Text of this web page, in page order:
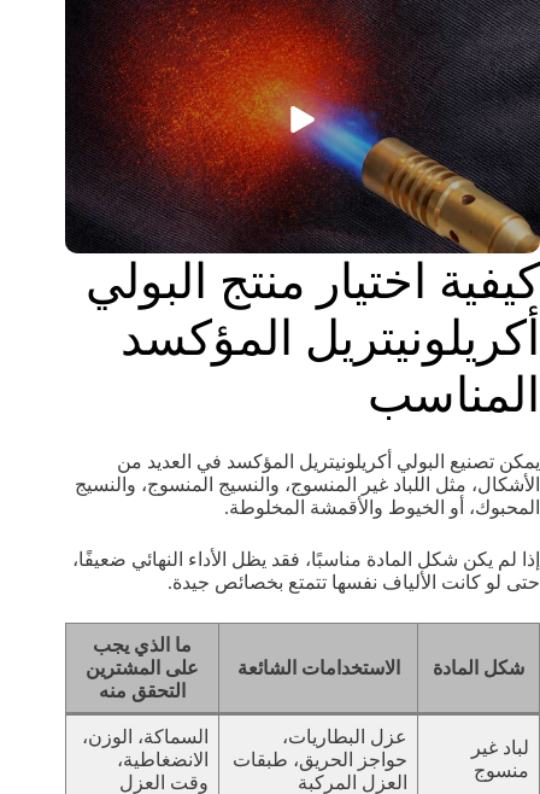
كيفية اختيار منتج البولي
أكريلونيتريل المؤكسد
المناسب
يمكن تصنيع البولي أكريلونيتريل المؤكسد في العديد من
الأشكال، مثل اللباد غير المنسوج، والنسيج المنسوج، والنسيج
المحبوك، أو الخيوط والأقمشة المخلوطة.
إذا لم يكن شكل المادة مناسبًا، فقد يظل الأداء النهائي ضعيفًا،
حتى لو كانت الألياف نفسها تتمتع بخصائص جيدة.
شكل المادة الاستخدامات الشائعة
ما الذي يجب
على المشترين
التحقق منه
لباد غير
منسوج
عزل البطاريات،
حواجز الحريق، طبقات
العزل المركبة
السماكة، الوزن،
الانضغاطية،
وقت العزل